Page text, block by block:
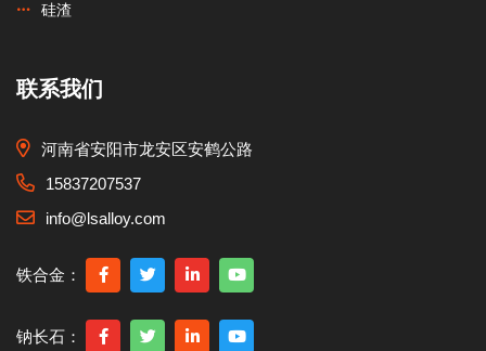
硅渣
联系我们
河南省安阳市龙安区安鹤公路
15837207537
info@lsalloy.com
铁合金：
钠长石：